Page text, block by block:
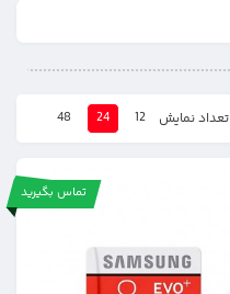
تعداد نمایش 12
24
48
تماس بگیرید